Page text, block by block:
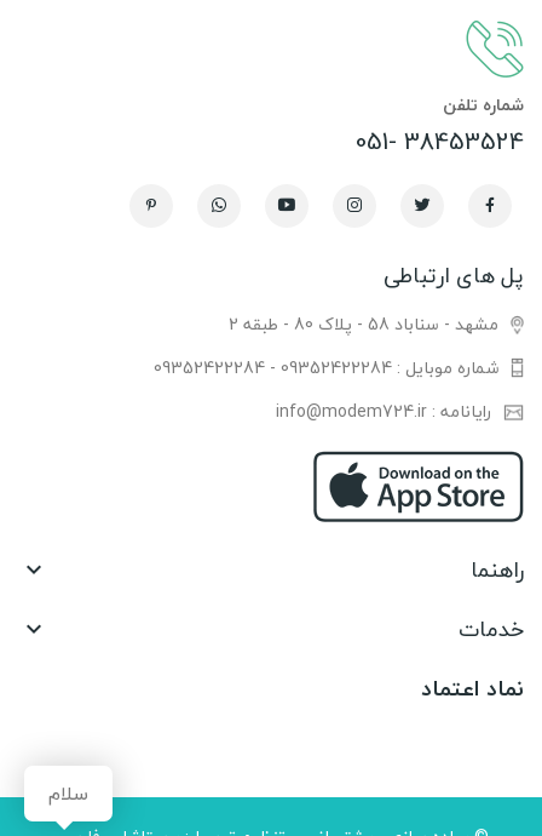
شماره تلفن
38453524 -051
پل های ارتباطی
مشهد - سناباد 58 - پلاک 80 - طبقه 2
شماره موبایل : 09352422284 - 09352422284
رایانامه : info@modem724.ir
راهنما 
خدمات 
نماد اعتماد
سلام